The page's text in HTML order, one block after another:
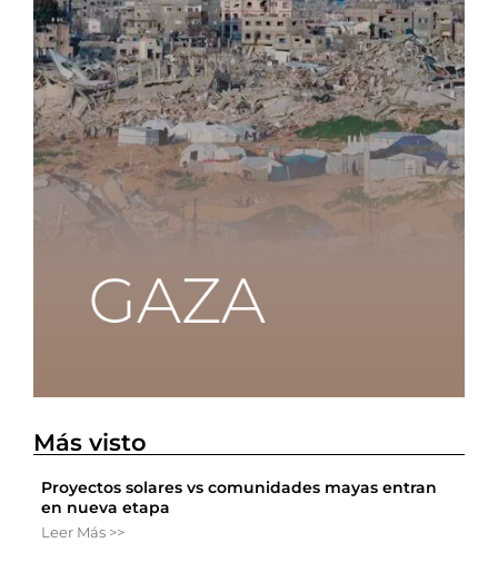
Más visto
Proyectos solares vs comunidades mayas entran
en nueva etapa
Leer Más >>